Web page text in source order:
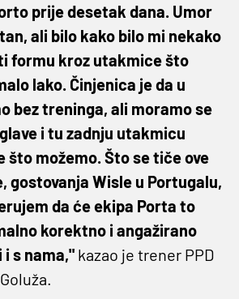
prije desetak dana. Umor
ali bilo kako bilo mi nekako
formu kroz utakmice što
lako. Činjenica je da u
bez treninga, ali moramo se
i tu zadnju utakmicu
što možemo. Što se tiče ove
gostovanja Wisle u Portugalu,
da će ekipa Porta to
korektno i angažirano
s nama," kazao je trener PPD